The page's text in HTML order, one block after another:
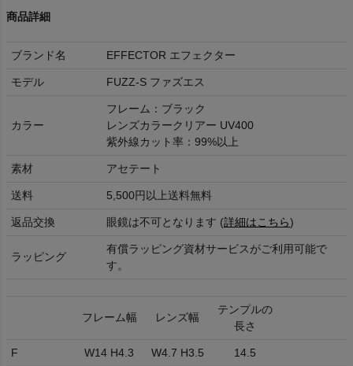
商品詳細
ブランド名 EFFECTOR エフェクター
モデル FUZZ-S ファズエス
カラー
フレーム：ブラック
レンズカラークリアー UV400
紫外線カット率：99%以上
素材 アセテート
送料 5,500円以上送料無料
返品交換 眼鏡は不可となります (詳細はこちら)
ラッピング
有償ラッピング資材サービスがご利用可能で
す。
フレーム幅 レンズ幅
テンプルの
長さ
F W14 H4.3 W4.7 H3.5 14.5